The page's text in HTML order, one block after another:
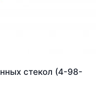
стекол (4-98-